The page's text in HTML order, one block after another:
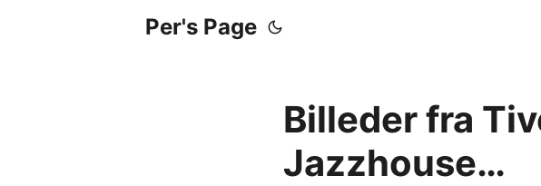
Per's Page
Billeder fra
Jazzhouse…